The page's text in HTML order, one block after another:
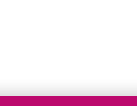
LASCANA arbeitet mit
von uns übermittelten
Erhebung der
pseudonymisierten